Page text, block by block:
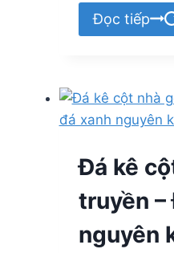
Đọc tiếp
Đá kê
truyền –
nguyên